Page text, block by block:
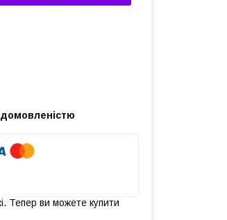
Тепер ви можете купити